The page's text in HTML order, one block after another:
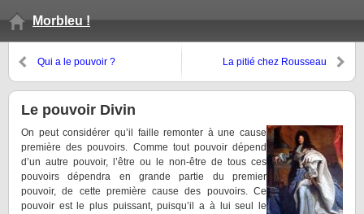
Morbleu !
Qui a le pouvoir ? La pitié chez Rousseau
Le pouvoir Divin
On peut considérer qu’il faille remonter à une cause
première des pouvoirs. Comme tout pouvoir dépend
d’un autre pouvoir, l’être ou le non-être de tous ces
pouvoirs dépendra en grande partie du premier
pouvoir, de cette première cause des pouvoirs. Ce
pouvoir est le plus puissant, puisqu’il a à lui seul le